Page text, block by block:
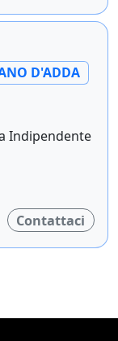
D'ADDA
Indipendente
Contattaci